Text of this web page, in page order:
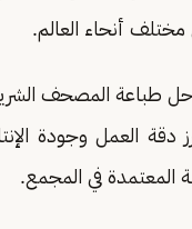
مختلف أنحاء العالم.
طباعة المصحف
دقة العمل وجودة
المعتمدة في المجمع.